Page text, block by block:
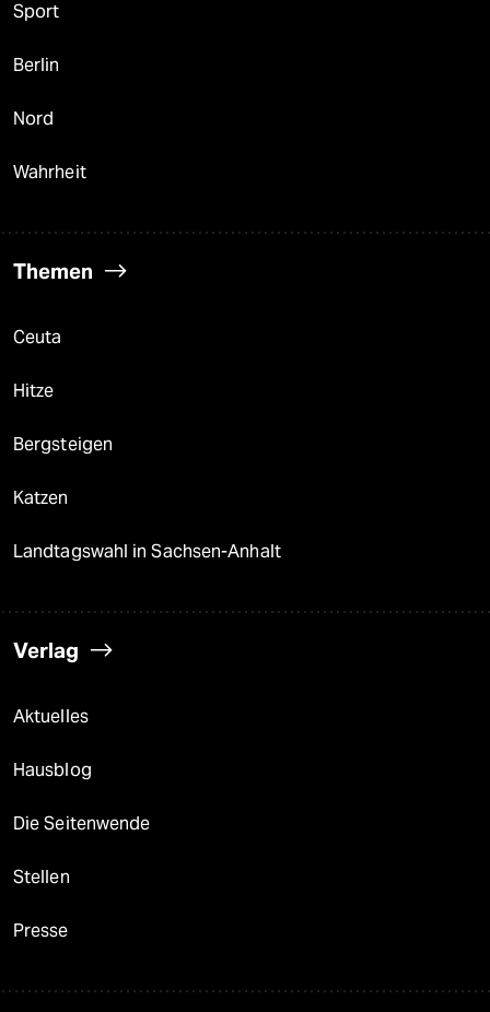
Sport
Berlin
Nord
Wahrheit
Themen
Ceuta
Hitze
Bergsteigen
Katzen
Landtagswahl in Sachsen-Anhalt
Verlag
Aktuelles
Hausblog
Die Seitenwende
Stellen
Presse